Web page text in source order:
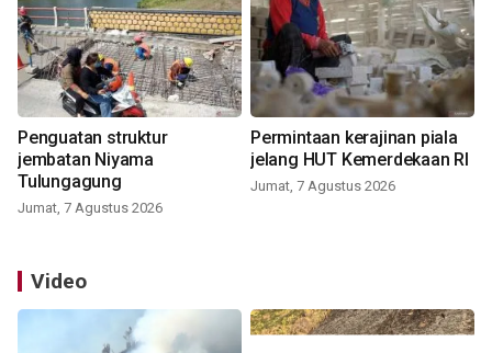
Penguatan struktur
jembatan Niyama
Tulungagung
Jumat, 7 Agustus 2026
Permintaan kerajinan piala
jelang HUT Kemerdekaan RI
Jumat, 7 Agustus 2026
Video